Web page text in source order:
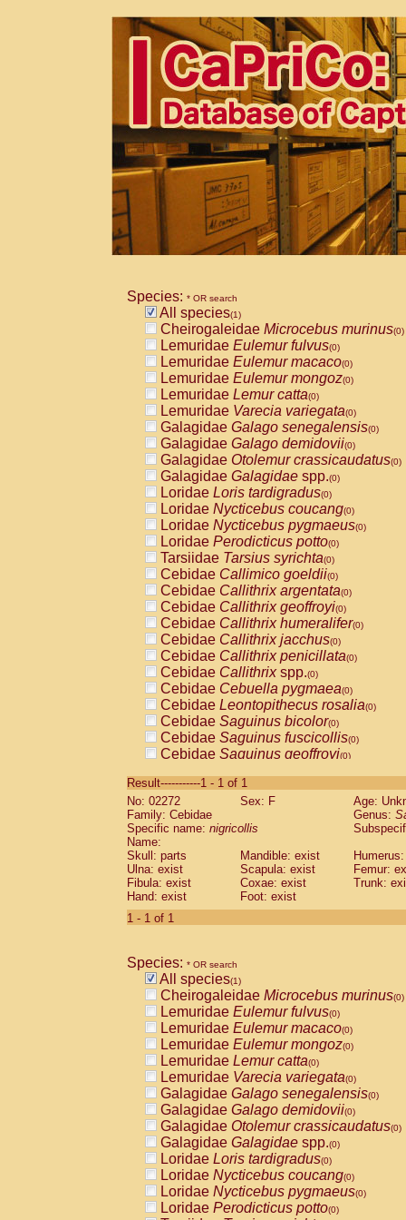
Species: * OR search
All species(1)
Cheirogaleidae Microcebus murinus(0)
Lemuridae Eulemur fulvus(0)
Lemuridae Eulemur macaco(0)
Lemuridae Eulemur mongoz(0)
Lemuridae Lemur catta(0)
Lemuridae Varecia variegata(0)
Galagidae Galago senegalensis(0)
Galagidae Galago demidovii(0)
Galagidae Otolemur crassicaudatus(0)
Galagidae Galagidae spp.(0)
Loridae Loris tardigradus(0)
Loridae Nycticebus coucang(0)
Loridae Nycticebus pygmaeus(0)
Loridae Perodicticus potto(0)
Tarsiidae Tarsius syrichta(0)
Cebidae Callimico goeldii(0)
Cebidae Callithrix argentata(0)
Cebidae Callithrix geoffroyi(0)
Cebidae Callithrix humeralifer(0)
Cebidae Callithrix jacchus(0)
Cebidae Callithrix penicillata(0)
Cebidae Callithrixspp.(0)
Cebidae Cebuella pygmaea(0)
Cebidae Leontopithecus rosalia(0)
Cebidae Saguinus bicolor(0)
Cebidae Saguinus fuscicollis(0)
Cebidae Saguinus geoffroyi(0)
CebidaeSaguinus labiatus(0)
Cebidae Saguinus leucopus (0)
Cebidae
CebidaeSaguinus mystax
Cebidae Saguinus nigricollis (1)
Cebidae Saguinus oedipus
Cebidae Saguinus weddelli
Cebidae Saguinusspp.
Cebidae
CebidaeCebus capucinus
CebidaeCebus nigrivittatus
CebidaeCebus spp.(0)
CebidaeSaimiri boliviensis(0)
CebidaeSaimiri sciureus(0)
AtelidaeAlouatta caraya(0)
AtelidaeAlouatta fusca(0)
AtelidaeAlouatta seniculus(0)
AtelidaeAlouattaspp.(0)
AtelidaeAteles belzebuth(0)
AtelidaeAteles geoffroyi(0)
AtelidaeAteles paniscus(0)
AtelidaeAtelesspp.(0)
AtelidaeLagothrix lagothricha(0)
AtelidaeLagothrix lagothricha cana
PitheciidaeCacajao calvus
Result-----------1 - 1 of 1
No: 02272
Sex: F
Age:
Family: Cebidae
Genus:
Specific name: nigricollis
Name:
Skull: parts
Mandible: exist
Ulna: exist
Scapula: exist
Femur:
Fibula: exist
Coxae: exist
Trunk:
Hand: exist
Foot: exist
1 - 1 of 1
Species: * OR search
All species(1)
Cheirogaleidae Microcebus murinus(0)
Lemuridae Eulemur fulvus(0)
Lemuridae Eulemur macaco(0)
Lemuridae Eulemur mongoz(0)
Lemuridae Lemur catta(0)
Lemuridae Varecia variegata(0)
Galagidae Galago senegalensis(0)
Galagidae Galago demidovii(0)
Galagidae Otolemur crassicaudatus(0)
Galagidae Galagidae spp.(0)
Loridae Loris tardigradus(0)
Loridae Nycticebus coucang(0)
Loridae Nycticebus pygmaeus(0)
Loridae Perodicticus potto(0)